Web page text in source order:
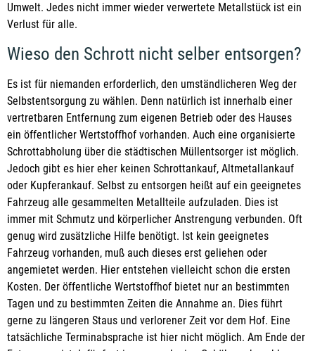
Umwelt. Jedes nicht immer wieder verwertete Metallstück ist ein
Verlust für alle.
Wieso den Schrott nicht selber entsorgen?
Es ist für niemanden erforderlich, den umständlicheren Weg der
Selbstentsorgung zu wählen. Denn natürlich ist innerhalb einer
vertretbaren Entfernung zum eigenen Betrieb oder des Hauses
ein öffentlicher Wertstoffhof vorhanden. Auch eine organisierte
Schrottabholung über die städtischen Müllentsorger ist möglich.
Jedoch gibt es hier eher keinen Schrottankauf, Altmetallankauf
oder Kupferankauf. Selbst zu entsorgen heißt auf ein geeignetes
Fahrzeug alle gesammelten Metallteile aufzuladen. Dies ist
immer mit Schmutz und körperlicher Anstrengung verbunden. Oft
genug wird zusätzliche Hilfe benötigt. Ist kein geeignetes
Fahrzeug vorhanden, muß auch dieses erst geliehen oder
angemietet werden. Hier entstehen vielleicht schon die ersten
Kosten. Der öffentliche Wertstoffhof bietet nur an bestimmten
Tagen und zu bestimmten Zeiten die Annahme an. Dies führt
gerne zu längeren Staus und verlorener Zeit vor dem Hof. Eine
tatsächliche Terminabsprache ist hier nicht möglich. Am Ende der